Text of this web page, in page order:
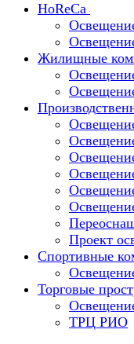
HoReCa
Жилищные
Проект
Спортивные
Торговые
ТРЦ РИО